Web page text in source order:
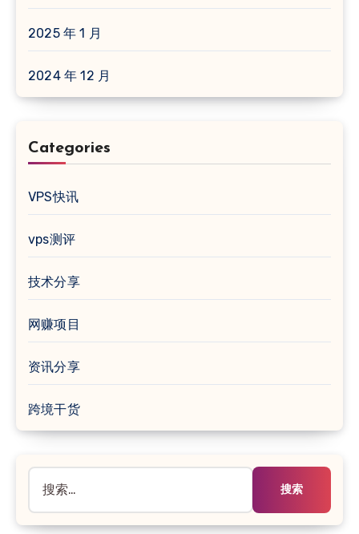
2025 年 1 月
2024 年 12 月
Categories
VPS快讯
vps测评
技术分享
网赚项目
资讯分享
跨境干货
索：